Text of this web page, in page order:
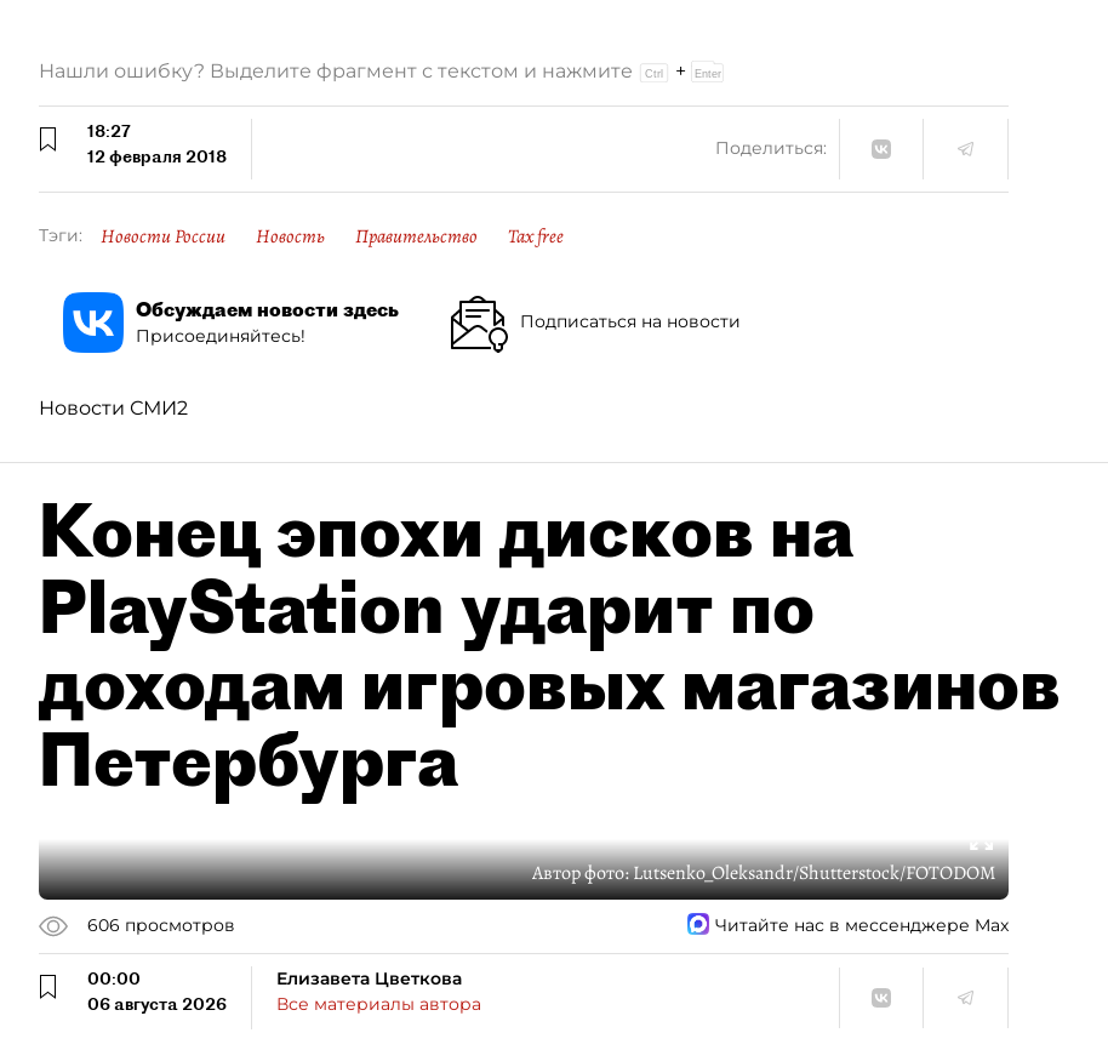
Нашли ошибку? Выделите фрагмент с текстом и нажмите +
18:27
12 февраля 2018
Поделиться:
Тэги: Новости России Новость Правительство Tax free
Обсуждаем новости здесь
Присоединяйтесь!
Подписаться на новости
Новости СМИ2
Конец эпохи дисков на
PlayStation ударит по
доходам игровых магазинов
Петербурга
Автор фото:Lutsenko_Oleksandr/Shutterstock/FOTODOM
606 просмотров Читайте нас в мессенджере Max
00:00
06 августа 2026
Елизавета Цветкова
Все материалы автора